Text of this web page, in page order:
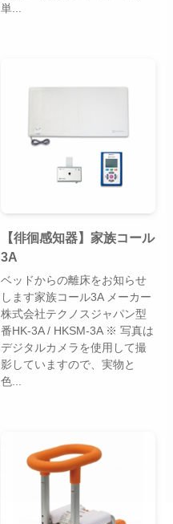
単...
【徘徊感知器】家族コール
3A
ベッドからの離床をお知らせ
します家族コール3A メーカー
株式会社テクノスジャパン型
番HK-3A / HKSM-3A ※ 写真は
デジタルカメラを使用して撮
影していますので、実物と
色...